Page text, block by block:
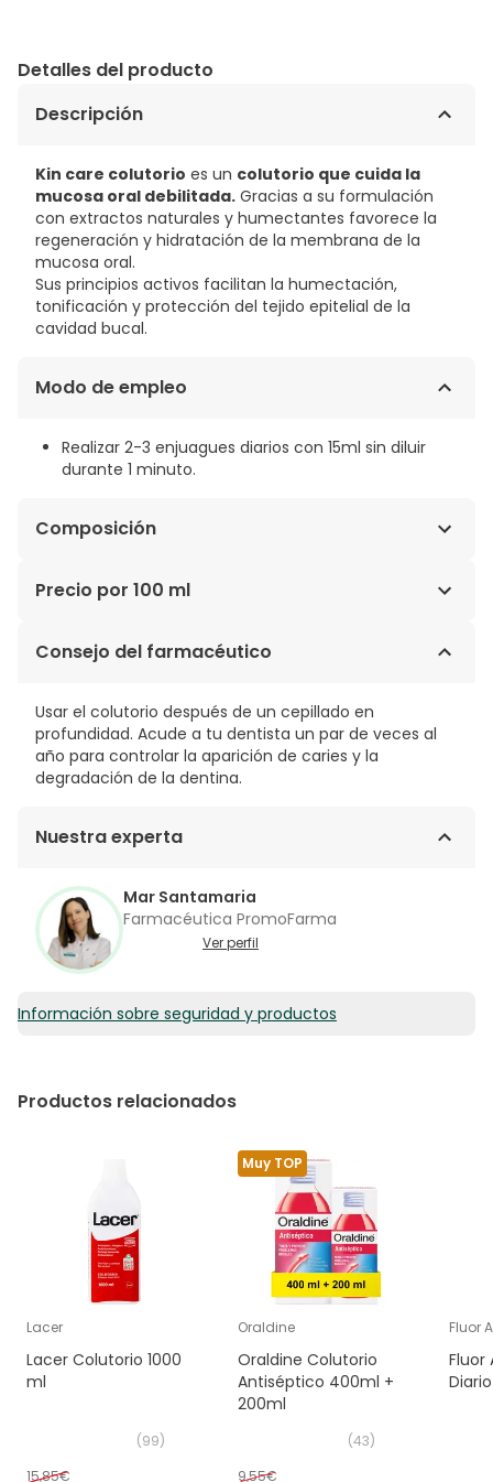
Detalles del producto
Descripción
Kin care colutorio es un colutorio que cuida la
mucosa oral debilitada. Gracias a su formulación
con extractos naturales y humectantes favorece la
regeneración y hidratación de la membrana de la
mucosa oral.
Sus principios activos facilitan la humectación,
tonificación y protección del tejido epitelial de la
cavidad bucal.
Modo de empleo
Realizar 2-3 enjuagues diarios con 15ml sin diluir
durante 1 minuto.
Composición
ALOE VERA, PROVITAMINA B5, VITAMINA B3, BETAÍNA,
Precio por 100 ml
4,36€ / 100 ml
Consejo del farmacéutico
Usar el colutorio después de un cepillado en
profundidad. Acude a tu dentista un par de veces al
año para controlar la aparición de caries y la
degradación de la dentina.
Nuestra experta
Mar Santamaria
Farmacéutica PromoFarma
Ver perfil
Información sobre seguridad y productos
Productos relacionados
Lacer
Lacer Colutorio 1000
ml
(99)
15,85€
Muy TOP
Oraldine
Oraldine Colutorio
Antiséptico 400ml +
200ml
(43)
9,55€
Fluor
Fluor